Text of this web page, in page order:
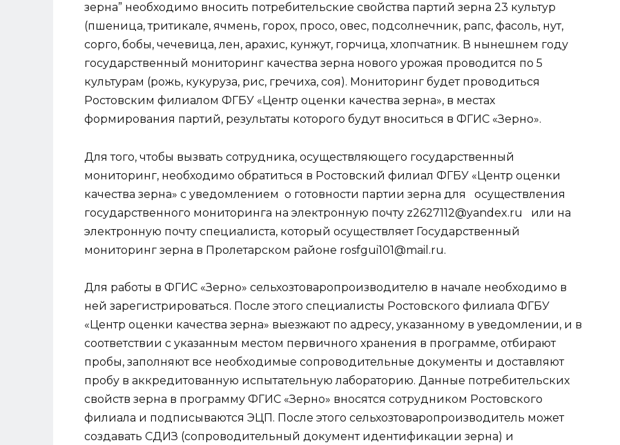
зерна” необходимо вносить потребительские свойства партий зерна 23 культур
(пшеница, тритикале, ячмень, горох, просо, овес, подсолнечник, рапс, фасоль, нут,
сорго, бобы, чечевица, лен, арахис, кунжут, горчица, хлопчатник. В нынешнем году
государственный мониторинг качества зерна нового урожая проводится по 5
культурам (рожь, кукуруза, рис, гречиха, соя). Мониторинг будет проводиться
Ростовским филиалом ФГБУ «Центр оценки качества зерна», в местах
формирования партий, результаты которого будут вноситься в ФГИС «Зерно».
Для того, чтобы вызвать сотрудника, осуществляющего государственный
мониторинг, необходимо обратиться в Ростовский филиал ФГБУ «Центр оценки
качества зерна» с уведомлением о готовности партии зерна для осуществления
государственного мониторинга на электронную почту z2627112@yandex.ru или на
электронную почту специалиста, который осуществляет Государственный
мониторинг зерна в Пролетарском районе rosfgui101@mail.ru.
Для работы в ФГИС «Зерно» сельхозтоваропроизводителю в начале необходимо в
ней зарегистрироваться. После этого специалисты Ростовского филиала ФГБУ
«Центр оценки качества зерна» выезжают по адресу, указанному в уведомлении, и в
соответствии с указанным местом первичного хранения в программе, отбирают
пробы, заполняют все необходимые сопроводительные документы и доставляют
пробу в аккредитованную испытательную лабораторию. Данные потребительских
свойств зерна в программу ФГИС «Зерно» вносятся сотрудником Ростовского
филиала и подписываются ЭЦП. После этого сельхозтоваропроизводитель может
создавать СДИЗ (сопроводительный документ идентификации зерна) и